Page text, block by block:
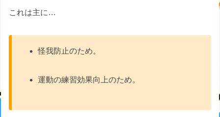
これは主に…
怪我防止のため。
運動の練習効果向上のため。